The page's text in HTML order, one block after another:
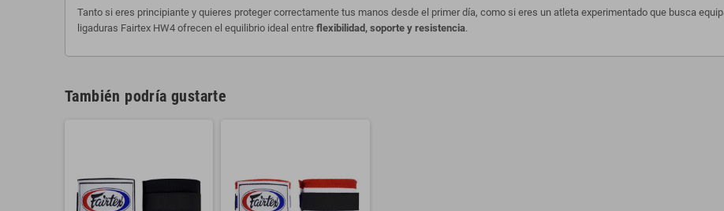
Tanto si eres principiante y quieres proteger correctamente tus manos desde el primer día, como si eres un atleta experimentado que busca
ligaduras Fairtex HW4 ofrecen el equilibrio ideal entre flexibilidad, soporte y resistencia.
También podría gustarte